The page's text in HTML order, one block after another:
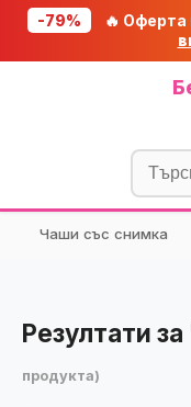
-79% 🔥 Оферта
Чаши със снимка
Резултати
продукта)